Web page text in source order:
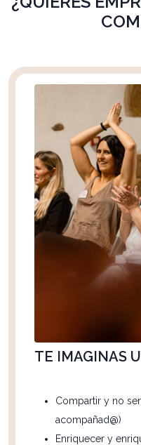
TE IMAGINAS
Compartir y no
acompañad@)
Enriquecer y